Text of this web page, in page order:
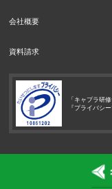
会社概要
資料請求
「キャプラ研
『プライバシ